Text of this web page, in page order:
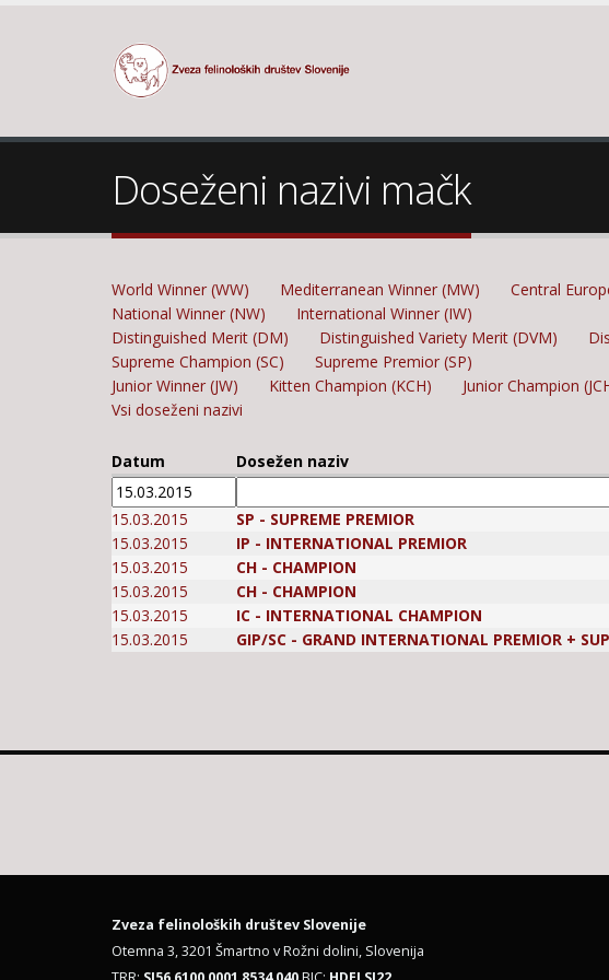
Doseženi nazivi mačk
World Winner (WW) Mediterranean Winner (MW)
Central
National Winner (NW)
International Winner (IW)
Distinguished Merit (DM)
Distinguished Variety Merit (DVM)
Supreme Champion (SC)
Supreme Premior (SP)
Junior Winner (JW)
Kitten Champion (KCH)
Junior Champion
Vsi doseženi nazivi
Datum Dosežen naziv
15.03.2015 SP - SUPREME PREMIOR
15.03.2015
IP - INTERNATIONAL PREMIOR
15.03.2015
CH - CHAMPION
15.03.2015
CH - CHAMPION
15.03.2015
IC - INTERNATIONAL CHAMPION
15.03.2015
GIP/SC - GRAND INTERNATIONAL PREMIOR +
Zveza felinoloških društev Slovenije
Otemna 3, 3201 Šmartno v Rožni dolini, Slovenija